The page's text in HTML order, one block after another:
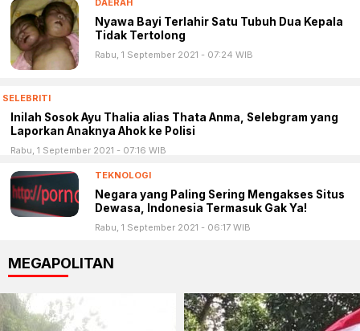
DAERAH
Nyawa Bayi Terlahir Satu Tubuh Dua Kepala
Tidak Tertolong
Rabu, 1 September 2021 - 07:24 WIB
SELEBRITI
Inilah Sosok Ayu Thalia alias Thata Anma, Selebgram yang
Laporkan Anaknya Ahok ke Polisi
Rabu, 1 September 2021 - 07:16 WIB
TEKNOLOGI
Negara yang Paling Sering Mengakses Situs
Dewasa, Indonesia Termasuk Gak Ya!
Rabu, 1 September 2021 - 06:17 WIB
MEGAPOLITAN